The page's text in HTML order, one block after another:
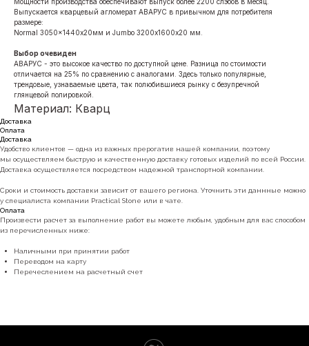
Выпускается кварцевый агломерат АВАРУС в привычном для потребителя
размере:
Normal 3050x1440х20мм и Jumbo 3200х1600х20 мм.
Выбор очевиден
АВАРУС - это высокое качество по доступной цене. Разница по стоимости
отличается на 25% по сравнению с аналогами. Здесь только популярные,
трендовые, узнаваемые цвета, так полюбившиеся рынку с безупречной
глянцевой полировкой.
Материал: Кварц
Доставка
Оплата
Доставка
Удобство клиентов — одна из важных прерогатив нашей компании, поэтому
мы осуществляем быструю и качественную доставку готовых изделий по всей России.
Доставка осуществляется посредством надежной транспортной компании.
Сроки и стоимость доставки зависит от вашего региона. Уточнить эти даннные можно
у специалиста компании Practical Stone или в чате.
Оплата
Произвести расчет за выполнение работ вы можете любым, удобным для вас способом
из перечисленных ниже:
Наличными при принятии работ
Переводом на карту
Перечеслением на расчетный счет